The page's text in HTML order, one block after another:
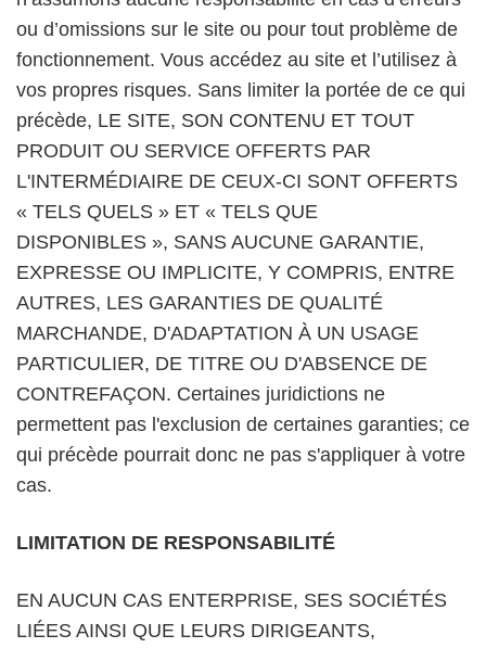
ou d’omissions sur le site ou pour tout problème de
fonctionnement. Vous accédez au site et l’utilisez à
vos propres risques. Sans limiter la portée de ce qui
précède, LE SITE, SON CONTENU ET TOUT
PRODUIT OU SERVICE OFFERTS PAR
L'INTERMÉDIAIRE DE CEUX-CI SONT OFFERTS
« TELS QUELS » ET « TELS QUE
DISPONIBLES », SANS AUCUNE GARANTIE,
EXPRESSE OU IMPLICITE, Y COMPRIS, ENTRE
AUTRES, LES GARANTIES DE QUALITÉ
MARCHANDE, D'ADAPTATION À UN USAGE
PARTICULIER, DE TITRE OU D'ABSENCE DE
CONTREFAÇON. Certaines juridictions ne
permettent pas l'exclusion de certaines garanties; ce
qui précède pourrait donc ne pas s'appliquer à votre
cas.
LIMITATION DE RESPONSABILITÉ
EN AUCUN CAS ENTERPRISE, SES SOCIÉTÉS
LIÉES AINSI QUE LEURS DIRIGEANTS,